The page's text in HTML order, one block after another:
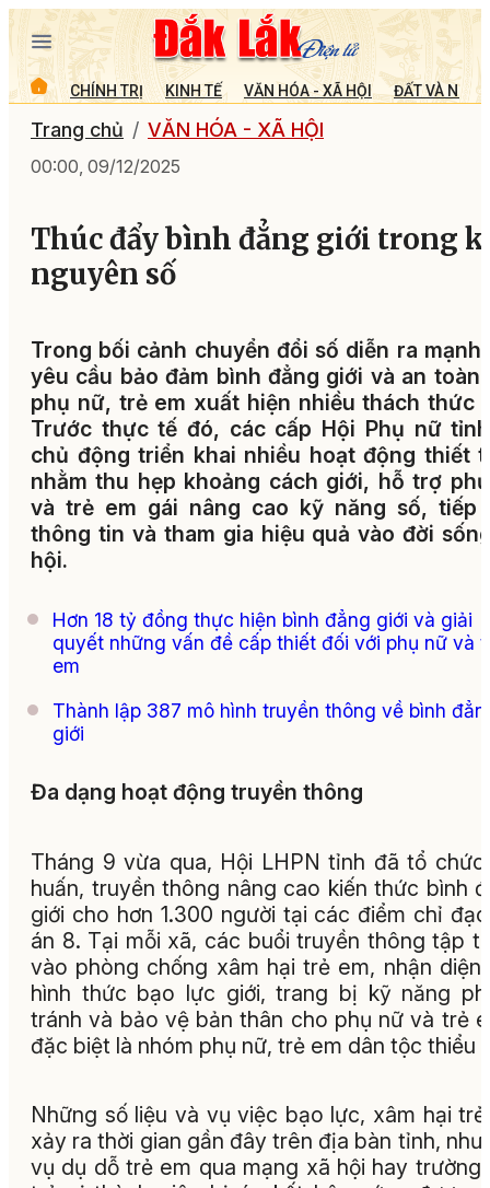
CHÍNH TRỊ KINH TẾ VĂN HÓA - XÃ HỘI ĐẤT VÀ
Trang chủ VĂN HÓA - XÃ HỘI
00:00, 09/12/2025
Thúc đẩy bình đẳng giới trong
nguyên số
Trong bối cảnh chuyển đổi số diễn ra mạnh
yêu cầu bảo đảm bình đẳng giới và an toàn
phụ nữ, trẻ em xuất hiện nhiều thách thức
Trước thực tế đó, các cấp Hội Phụ nữ
chủ động triển khai nhiều hoạt động thiết
nhằm thu hẹp khoảng cách giới, hỗ trợ
và trẻ em gái nâng cao kỹ năng số, tiếp
thông tin và tham gia hiệu quả vào đời
hội.
Hơn 18 tỷ đồng thực hiện bình đẳng giới và giải
quyết những vấn đề cấp thiết đối với phụ nữ và
em
Thành lập 387 mô hình truyền thông về bình
giới
Đa dạng hoạt động truyền thông
Tháng 9 vừa qua, Hội LHPN tỉnh đã tổ
huấn, truyền thông nâng cao kiến thức bình
giới cho hơn 1.300 người tại các điểm chỉ
án 8. Tại mỗi xã, các buổi truyền thông tập
vào phòng chống xâm hại trẻ em, nhận diện
hình thức bạo lực giới, trang bị kỹ năng
tránh và bảo vệ bản thân cho phụ nữ và trẻ
đặc biệt là nhóm phụ nữ, trẻ em dân tộc thiểu
Những số liệu và vụ việc bạo lực, xâm hại
xảy ra thời gian gần đây trên địa bàn tỉnh, như
vụ dụ dỗ trẻ em qua mạng xã hội hay trường